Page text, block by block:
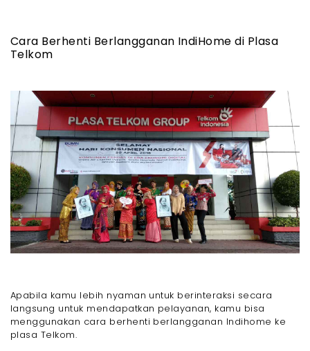
Cara Berhenti Berlangganan IndiHome di Plasa
Telkom
Apabila kamu lebih nyaman untuk berinteraksi secara
langsung untuk mendapatkan pelayanan, kamu bisa
menggunakan cara berhenti berlangganan Indihome ke
plasa Telkom.